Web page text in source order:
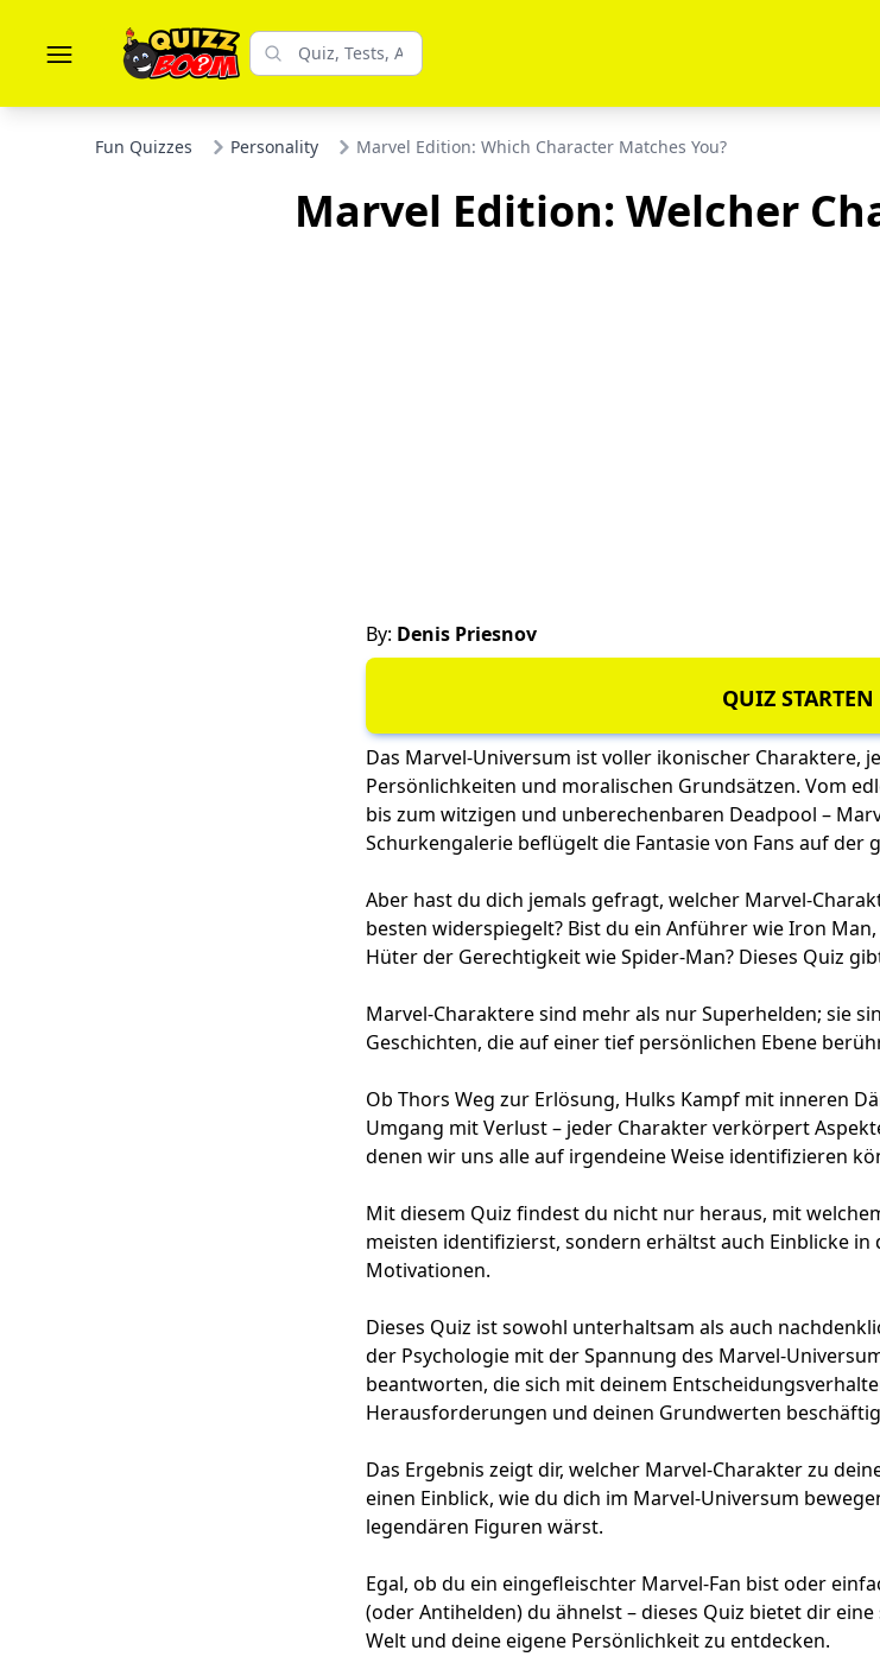
Fun Quizzes Personality Marvel Edition: Which Character Matches You?
Marvel Edition: Welcher
By: Denis Priesnov
QUIZ STARTEN
Das Marvel-Universum ist voller ikonischer Charaktere,
Persönlichkeiten und moralischen Grundsätzen. Vom
bis zum witzigen und unberechenbaren Deadpool –
Schurkengalerie beflügelt die Fantasie von Fans auf der
Aber hast du dich jemals gefragt, welcher Marvel-
besten widerspiegelt? Bist du ein Anführer wie Iron
Hüter der Gerechtigkeit wie Spider-Man? Dieses Quiz
Marvel-Charaktere sind mehr als nur Superhelden; sie
Geschichten, die auf einer tief persönlichen Ebene
Ob Thors Weg zur Erlösung, Hulks Kampf mit inneren
Umgang mit Verlust – jeder Charakter verkörpert
denen wir uns alle auf irgendeine Weise identifizieren
Mit diesem Quiz findest du nicht nur heraus, mit
meisten identifizierst, sondern erhältst auch Einblicke in
Motivationen.
Dieses Quiz ist sowohl unterhaltsam als auch
der Psychologie mit der Spannung des Marvel-
beantworten, die sich mit deinem
Herausforderungen und deinen Grundwerten
Das Ergebnis zeigt dir, welcher Marvel-Charakter zu
einen Einblick, wie du dich im Marvel-Universum
legendären Figuren wärst.
Egal, ob du ein eingefleischter Marvel-Fan bist oder
(oder Antihelden) du ähnelst – dieses Quiz bietet dir
Welt und deine eigene Persönlichkeit zu entdecken.